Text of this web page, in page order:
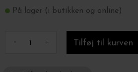
På lager (i butikken og online)
- +